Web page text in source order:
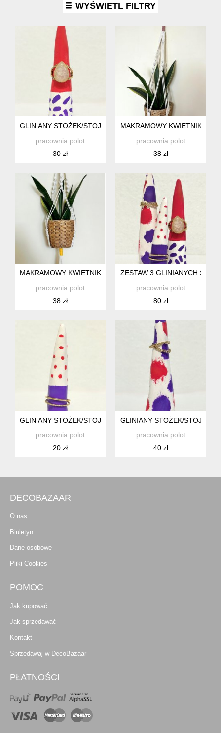
WYŚWIETL FILTRY
GLINIANY STOŻEK/STOJAK NA PIERŚCIONEK
pracownia polot
30 zł
MAKRAMOWY KWIETNIK -
pracownia polot
38 zł
MAKRAMOWY KWIETNIK - RĘCZNIE ROBIONY - "CURLY"
pracownia polot
38 zł
ZESTAW 3 GLINIANYCH
pracownia polot
80 zł
GLINIANY STOŻEK/STOJAK NA PIERŚCIONEK
pracownia polot
20 zł
GLINIANY STOŻEK/STOJAK
pracownia polot
40 zł
DECOBAZAAR
O nas
Biuletyn
Dane osobowe
Pliki Cookies
POMOC
Jak kupować
Jak sprzedawać
Kontakt
Sprzedawaj w DecoBazaar
PŁATNOŚCI